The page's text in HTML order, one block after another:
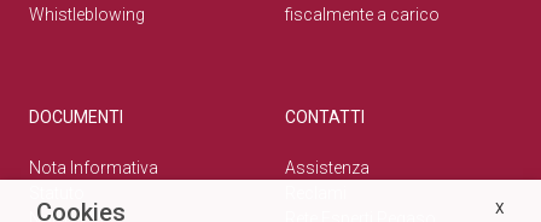
Whistleblowing
fiscalmente a carico
DOCUMENTI
Nota Informativa
CONTATTI
Assistenza
X
Cookies